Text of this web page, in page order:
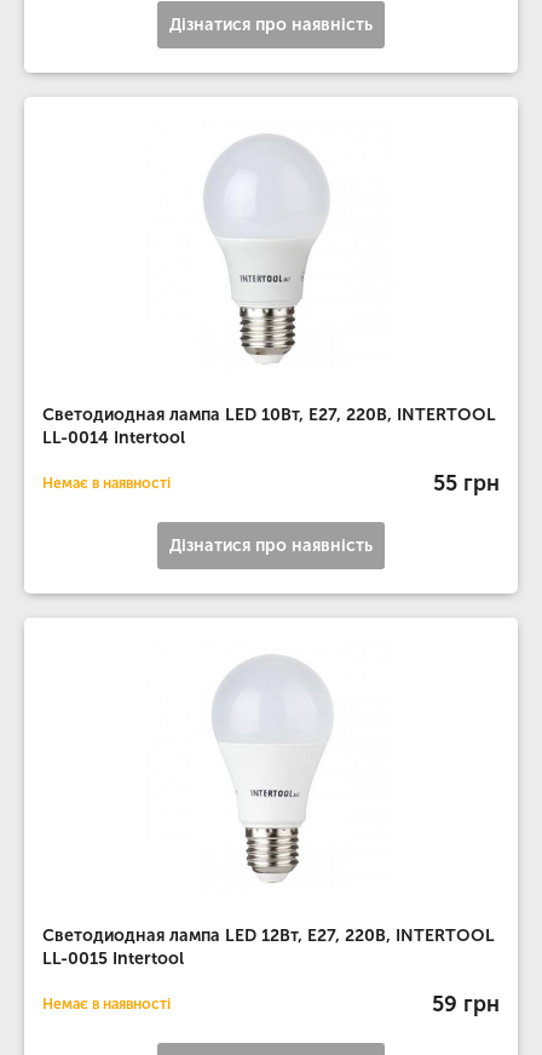
Дізнатися про наявність
Светодиодная лампа LED 10Вт, E27, 220В, INTERTOOL
LL-0014 Intertool
Немає в наявності 55 грн
Дізнатися про наявність
Светодиодная лампа LED 12Вт, E27, 220В, INTERTOOL
LL-0015 Intertool
Немає в наявності 59 грн